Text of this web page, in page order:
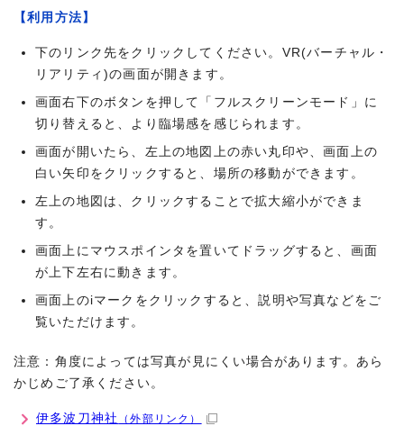
【利用方法】
下のリンク先をクリックしてください。VR(バーチャル・
リアリティ)の画面が開きます。
画面右下のボタンを押して「フルスクリーンモード」に
切り替えると、より臨場感を感じられます。
画面が開いたら、左上の地図上の赤い丸印や、画面上の
白い矢印をクリックすると、場所の移動ができます。
左上の地図は、クリックすることで拡大縮小ができま
す。
画面上にマウスポインタを置いてドラッグすると、画面
が上下左右に動きます。
画面上のiマークをクリックすると、説明や写真などをご
覧いただけます。
注意：角度によっては写真が見にくい場合があります。あら
かじめご了承ください。
伊多波刀神社 （外部リンク）